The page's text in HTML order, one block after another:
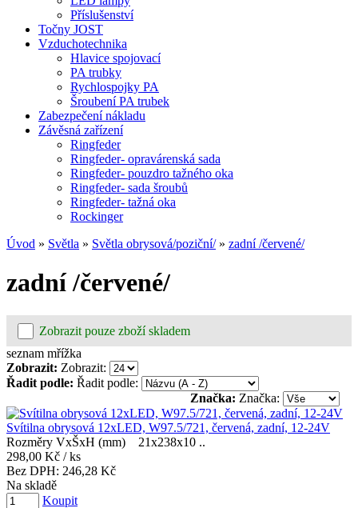
Příslušenství
Točny JOST
Vzduchotechnika
Hlavice spojovací
PA trubky
Rychlospojky PA
Šroubení PA trubek
Zabezpečení nákladu
Závěsná zařízení
Ringfeder
Ringfeder- opravárenská sada
Ringfeder- pouzdro tažného oka
Ringfeder- sada šroubů
Ringfeder- tažná oka
Rockinger
Úvod » Světla » Světla obrysová/poziční/» zadní /červené/
zadní /červené/
Zobrazit pouze zboží skladem
seznam mřížka
Zobrazit: Zobrazit:
Řadit podle: Řadit podle:
Značka: Značka:
Svítilna obrysová 12xLED, W97.5/721, červená, zadní, 12-24V
Rozměry VxŠxH (mm) 21x238x10 ..
298,00 Kč / ks
Bez DPH: 246,28 Kč
Na skladě
Koupit